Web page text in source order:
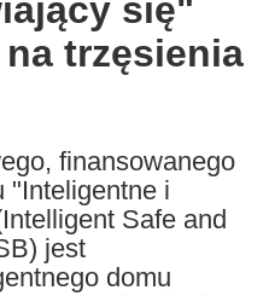
się"
trzęsienia
finansowanego
"Inteligentne i
Safe and
jest
domu